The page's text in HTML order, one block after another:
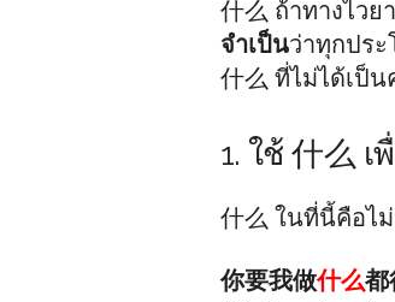
什么 ถ้าทางไวย
จำเป็นว่าทุกประ
什么 ที่ไม่ได้เป็
1. ใช้ 什么
什么 ในที่นี้คือไ
你要我做什么都